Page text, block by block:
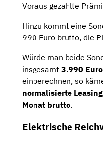
Voraus gezahlte
Hinzu kommt eine
990 Euro brutto, die
Würde man beide
insgesamt 3.990
einberechnen, so
normalisierte
Monat brutto.
Elektrische